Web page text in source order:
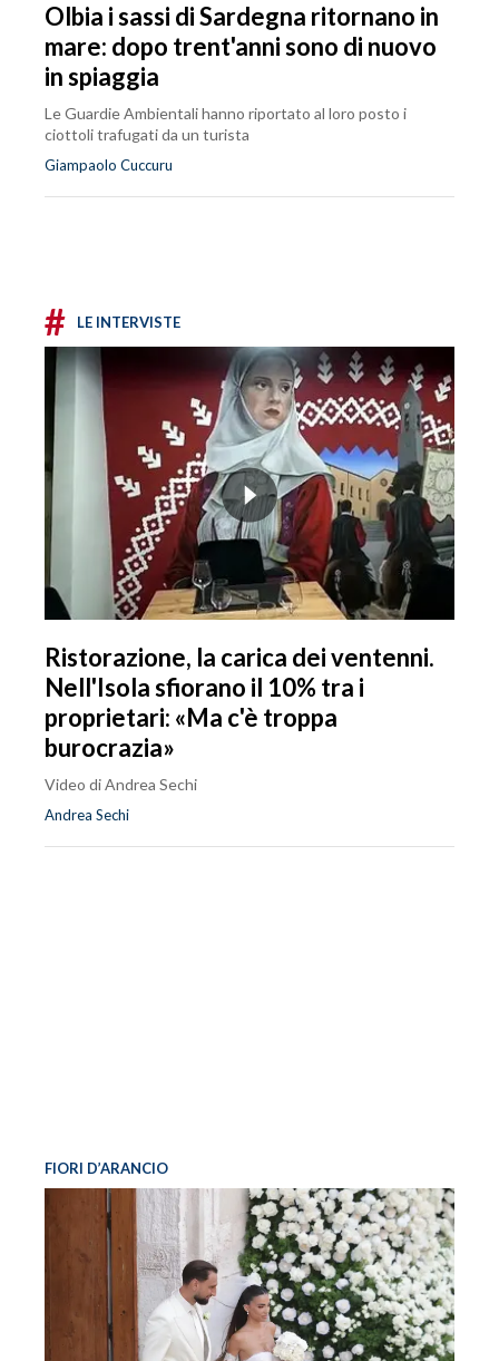
Olbia i sassi di Sardegna ritornano in
mare: dopo trent'anni sono di nuovo
in spiaggia
Le Guardie Ambientali hanno riportato al loro posto i
ciottoli trafugati da un turista
Giampaolo Cuccuru
# LE INTERVISTE
Ristorazione, la carica dei ventenni.
Nell'Isola sfiorano il 10% tra i
proprietari: «Ma c'è troppa
burocrazia»
Video di Andrea Sechi
Andrea Sechi
FIORI D’ARANCIO